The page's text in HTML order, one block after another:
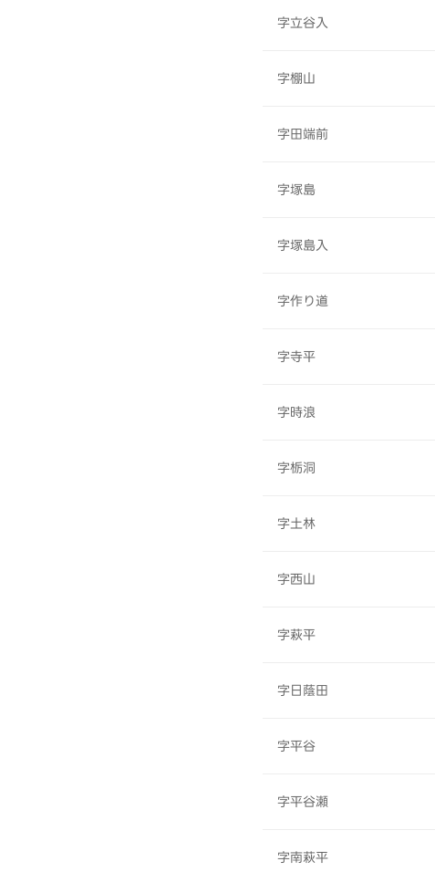
字立谷入
字棚山
字田端前
字塚島
字塚島入
字作り道
字寺平
字時浪
字栃洞
字土林
字西山
字萩平
字日蔭田
字平谷
字平谷瀬
字南萩平